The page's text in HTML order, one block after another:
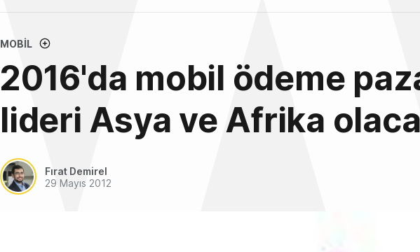
MOBIL
2016'da mobil ödeme
lideri Asya ve Afrika
Fırat Demirel
29 Mayıs 2012